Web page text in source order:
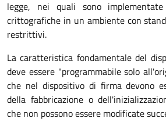
legge, nei quali sono
crittografiche in un ambiente con
restrittivi.
La caratteristica fondamentale del
deve essere "programmabile solo
che nel dispositivo di firma devono
della fabbricazione o
che non possono essere modificate